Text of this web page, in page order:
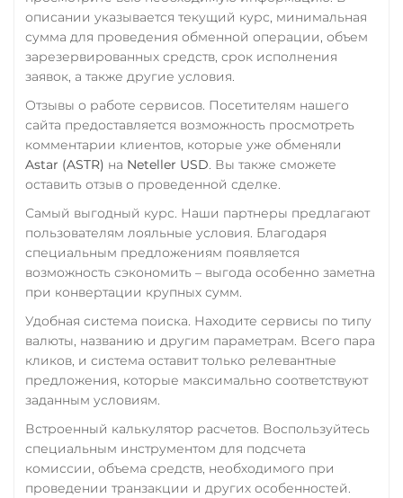
Tezos (XTZ)
THETA
Tron (TRX)
TrueUSD (TUSD)
ERC20 TRC20
TRUMP
UMA
Uniswap (UNI)
ERC20
USD Coin (USDC)
ERC20 BEP20
AVAX
SOL
Polygon
ARB
OP
STELLAR
BASE
NEAR
VeChain (VET)
Yearn.finance (YFI)
описании указывается текущий курс, минимальная
сумма для проведения обменной операции, объем
зарезервированных средств, срок исполнения
заявок, а также другие условия.
Отзывы о работе сервисов. Посетителям нашего
сайта предоставляется возможность просмотреть
комментарии клиентов, которые уже обменяли
Astar (ASTR) на Neteller USD. Вы также сможете
оставить отзыв о проведенной сделке.
Самый выгодный курс. Наши партнеры предлагают
пользователям лояльные условия. Благодаря
специальным предложениям появляется
возможность сэкономить – выгода особенно заметна
при конвертации крупных сумм.
Удобная система поиска. Находите сервисы по типу
валюты, названию и другим параметрам. Всего пара
кликов, и система оставит только релевантные
предложения, которые максимально соответствуют
заданным условиям.
Встроенный калькулятор расчетов. Воспользуйтесь
специальным инструментом для подсчета
комиссии, объема средств, необходимого при
проведении транзакции и других особенностей.